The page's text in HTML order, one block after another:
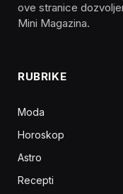
ove stranice
Mini Magazina.
RUBRIKE
Moda
Horoskop
Astro
Recepti